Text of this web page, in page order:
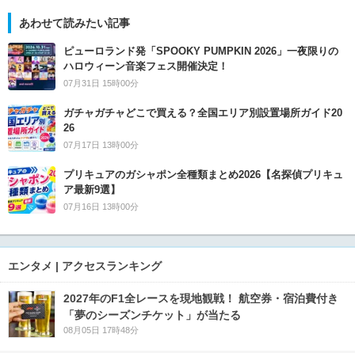
あわせて読みたい記事
ピューロランド発「SPOOKY PUMPKIN 2026」一夜限りの
ハロウィーン音楽フェス開催決定！
07月31日 15時00分
ガチャガチャどこで買える？全国エリア別設置場所ガイド20
26
07月17日 13時00分
プリキュアのガシャポン全種類まとめ2026【名探偵プリキュ
ア最新9選】
07月16日 13時00分
エンタメ | アクセスランキング
2027年のF1全レースを現地観戦！ 航空券・宿泊費付き
「夢のシーズンチケット」が当たる
08月05日 17時48分